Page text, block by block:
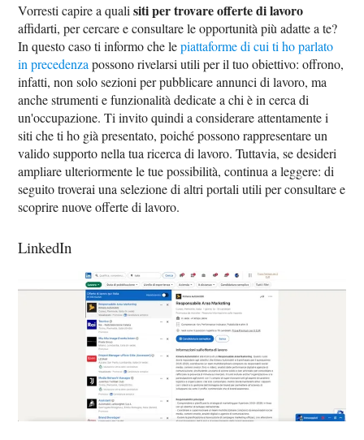
Vorresti capire a qualisiti per trovare offerte di lavoro
affidarti, per cercare e consultare le opportunità più adatte a te?
In questo caso ti informo che lepiattaforme di cui ti ho parlato
in precedenza possono rivelarsi utili per il tuo obiettivo: offrono,
infatti, non solo sezioni per pubblicare annunci di lavoro, ma
anche strumenti e funzionalità dedicate a chi è in cerca di
un'occupazione. Ti invito quindi a considerare attentamente i
siti che ti ho già presentato, poiché possono rappresentare un
valido supporto nella tua ricerca di lavoro. Tuttavia, se desideri
ampliare ulteriormente le tue possibilità, continua a leggere: di
seguito troverai una selezione di altri portali utili per consultare e
scoprire nuove offerte di lavoro.
LinkedIn